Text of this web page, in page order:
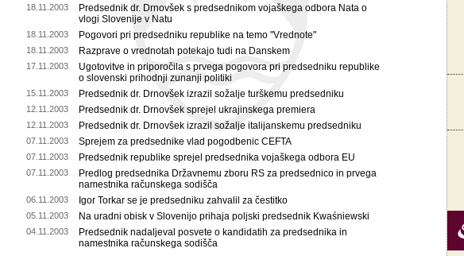
18.11.2003
Predsednik dr. Drnovšek s predsednikom vojaškega odbora Nata o
vlogi Slovenije v Natu
18.11.2003 Pogovori pri predsedniku republike na temo "Vrednote"
18.11.2003 Razprave o vrednotah potekajo tudi na Danskem
17.11.2003
Ugotovitve in priporočila s prvega pogovora pri predsedniku republike
o slovenski prihodnji zunanji politiki
15.11.2003 Predsednik dr. Drnovšek izrazil sožalje turškemu predsedniku
12.11.2003 Predsednik dr. Drnovšek sprejel ukrajinskega premiera
12.11.2003 Predsednik dr. Drnovšek izrazil sožalje italijanskemu predsedniku
07.11.2003 Sprejem za predsednike vlad pogodbenic CEFTA
07.11.2003 Predsednik republike sprejel predsednika vojaškega odbora EU
07.11.2003
Predlog predsednika Državnemu zboru RS za predsednico in prvega
namestnika računskega sodišča
06.11.2003 Igor Torkar se je predsedniku zahvalil za čestitko
05.11.2003 Na uradni obisk v Slovenijo prihaja poljski predsednik Kwaśniewski
04.11.2003
Predsednik nadaljeval posvete o kandidatih za predsednika in
namestnika računskega sodišča